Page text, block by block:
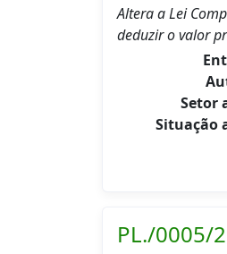
Altera a Lei
deduzir o valor
Setor
Situação
PL./0005/